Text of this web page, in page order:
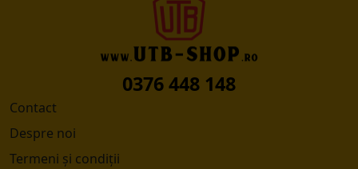
0376 448 148
Contact
Despre noi
Termeni și condiții